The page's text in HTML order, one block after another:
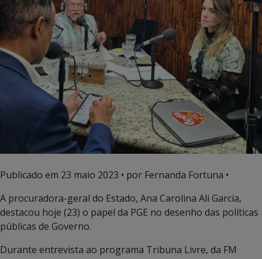
Publicado em 23 maio 2023 • por Fernanda Fortuna •
A procuradora-geral do Estado, Ana Carolina Ali Garcia,
destacou hoje (23) o papel da PGE no desenho das políticas
públicas de Governo.
Durante entrevista ao programa Tribuna Livre, da FM